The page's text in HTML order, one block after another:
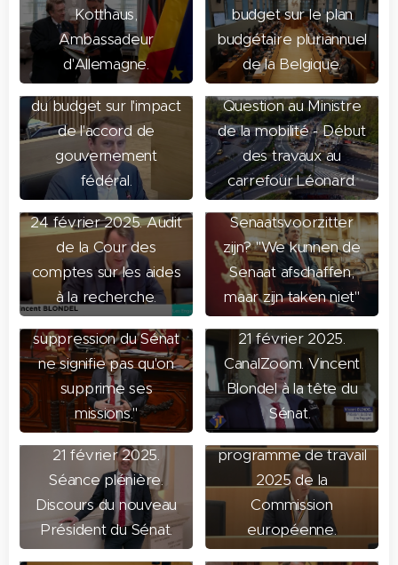
Kotthaus,
Ambassadeur
d'Allemagne.
budget sur le plan
budgétaire pluriannuel
de la Belgique.
17 mars 2025.
Question au Ministre
du budget sur l'impact
de l'accord de
gouvernement
fédéral.
25 février 2025.
Question au Ministre
de la mobilité - Début
des travaux au
carrefour Léonard.
24 février 2025. Audit
de la Cour des
comptes sur les aides
à la recherche.
24 février 2025. De
Standaard.
Zal Vincent Blondel de
laatste
Senaatsvoorzitter
zijn? "We kunnen de
Senaat afschaffen,
maar zijn taken niet"
22 février 2025.
LaLibre. "La
suppression du Sénat
ne signifie pas qu'on
supprime ses
missions."
21 février 2025.
CanalZoom. Vincent
Blondel à la tête du
Sénat.
21 février 2025.
Séance plénière.
Discours du nouveau
Président du Sénat.
11 février 2025.
Présentation du
programme de travail
2025 de la
Commission
européenne.